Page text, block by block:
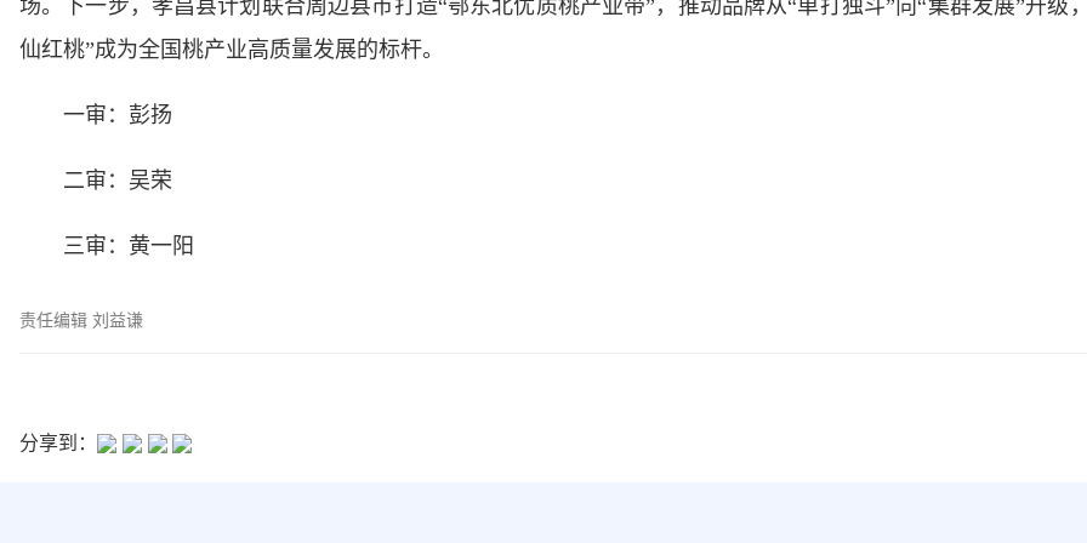
场。下一步，孝昌县计划联合周边县市打造“鄂东北优质桃产业带”，推动品牌从“单打独斗”向“集群发展”升级
仙红桃”成为全国桃产业高质量发展的标杆。
一审：彭扬
二审：吴荣
三审：黄一阳
责任编辑 刘益谦
分享到：